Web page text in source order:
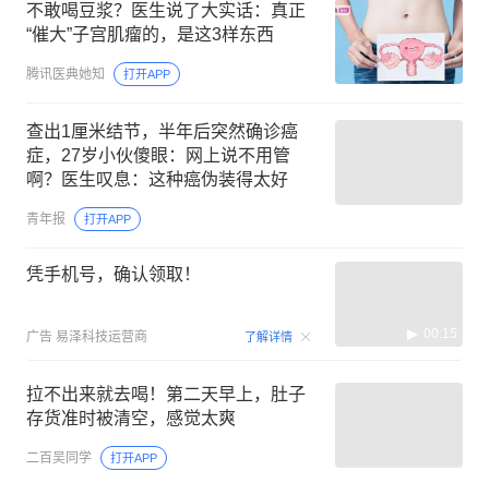
不敢喝豆浆？医生说了大实话：真正
“催大”子宫肌瘤的，是这3样东西
腾讯医典她知 打开APP
查出1厘米结节，半年后突然确诊癌
症，27岁小伙傻眼：网上说不用管
啊？医生叹息：这种癌伪装得太好
青年报 打开APP
凭手机号，确认领取！
广告 易泽科技运营商 了解详情 00:15
拉不出来就去喝！第二天早上，肚子
存货准时被清空，感觉太爽
二百吴同学 打开APP